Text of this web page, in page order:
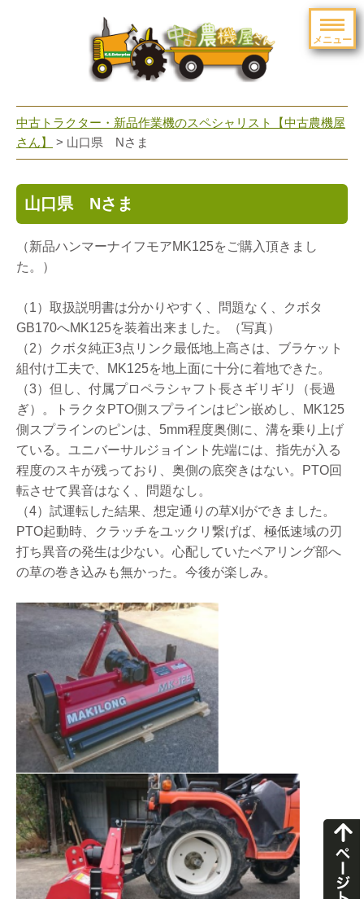
メニュー
navigation
中古トラクター・新品作業機のスペシャリスト【中古農機屋
さん】
> 山口県 Nさま
山口県 Nさま
（新品ハンマーナイフモアMK125をご購入頂きまし
た。）
（1）取扱説明書は分かりやすく、問題なく、クボタ
GB170へMK125を装着出来ました。（写真）
（2）クボタ純正3点リンク最低地上高さは、ブラケット
組付け工夫で、MK125を地上面に十分に着地できた。
（3）但し、付属プロペラシャフト長さギリギリ（長過
ぎ）。トラクタPTO側スプラインはピン嵌めし、MK125
側スプラインのピンは、5mm程度奥側に、溝を乗り上げ
ている。ユニバーサルジョイント先端には、指先が入る
程度のスキが残っており、奥側の底突きはない。PTO回
転させて異音はなく、問題なし。
（4）試運転した結果、想定通りの草刈ができました。
PTO起動時、クラッチをユックリ繋げば、極低速域の刃
打ち異音の発生は少ない。心配していたベアリング部へ
の草の巻き込みも無かった。今後が楽しみ。